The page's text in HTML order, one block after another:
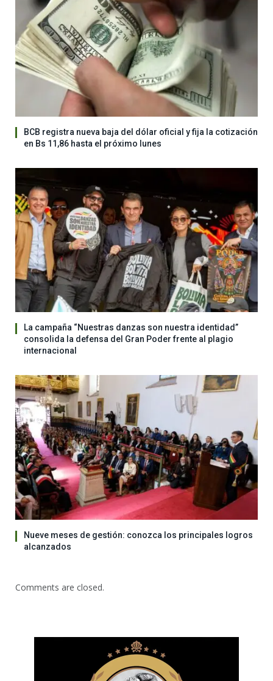
BCB registra nueva baja del dólar oficial y fija la cotización
en Bs 11,86 hasta el próximo lunes
La campaña “Nuestras danzas son nuestra identidad”
consolida la defensa del Gran Poder frente al plagio
internacional
Nueve meses de gestión: conozca los principales logros
alcanzados
Comments are closed.